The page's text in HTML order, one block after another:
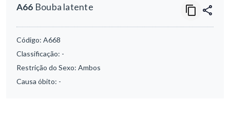
A66 Bouba latente
Código: A668
Classificação: -
Restrição do Sexo: Ambos
Causa óbito: -